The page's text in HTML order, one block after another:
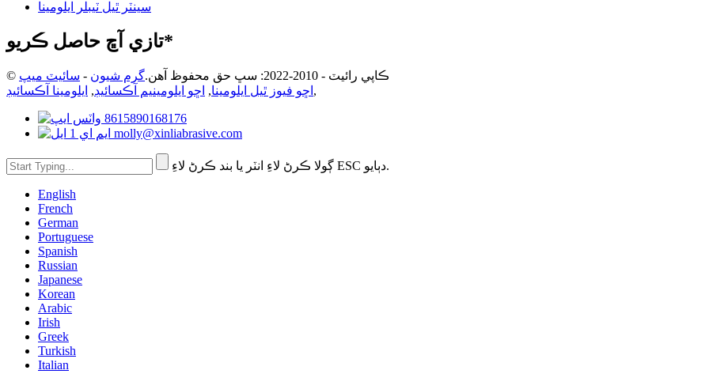
سينٽر ٿيل ٽيبلر ايلومينا
تازي آڇ حاصل ڪريو*
© ڪاپي رائيٽ - 2010-2022: سڀ حق محفوظ آهن. گرم شيون - سائيٽ ميپ
اڇو فيوز ٿيل ايلومينا, اڇو ايلومينيم آڪسائيڊ, ايلومينا آڪسائيڊ ,
8615890168176
molly@xinliabrasive.com
ڳولا ڪرڻ لاءِ انٽر يا بند ڪرڻ لاءِ ESC دٻايو.
English
French
German
Portuguese
Spanish
Russian
Japanese
Korean
Arabic
Irish
Greek
Turkish
Italian